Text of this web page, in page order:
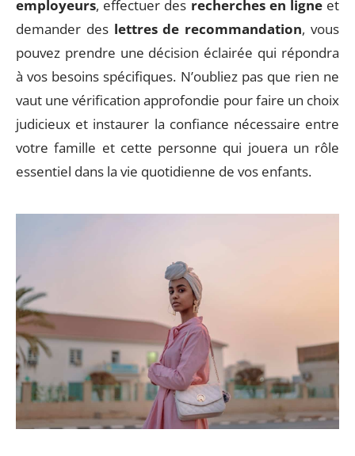
employeurs, effectuer des recherches en ligneet
demander des lettres de recommandation, vous
pouvez prendre une décision éclairée qui répondra
à vos besoins spécifiques. N’oubliez pas que rien ne
vaut une vérification approfondie pour faire un choix
judicieux et instaurer la confiance nécessaire entre
votre famille et cette personne qui jouera un rôle
essentiel dans la vie quotidienne de vos enfants.